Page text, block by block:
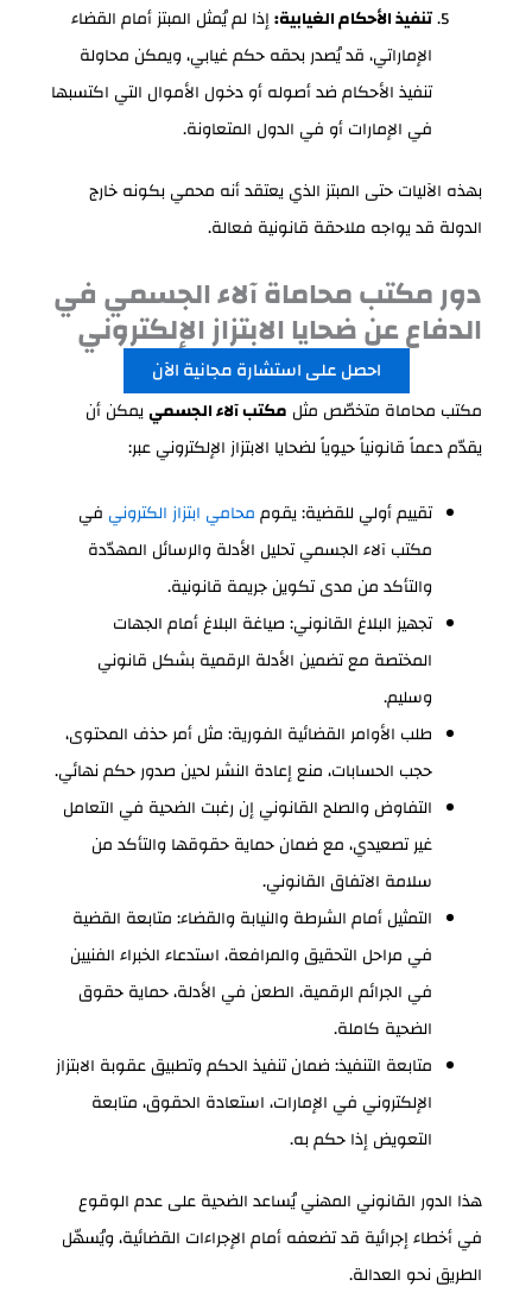
تنفيذ الأحكام الغيابية:إذا لم يُمثل المبتز أمام القضاء
الإماراتي، قد يُصدر بحقه حكم غيابي، ويمكن محاولة
تنفيذ الأحكام ضد أصوله أو دخول الأموال التي اكتسبها
في الإمارات أو في الدول المتعاونة.
بهذه الآليات حتى المبتز الذي يعتقد أنه محمي بكونه خارج
الدولة قد يواجه ملاحقة قانونية فعالة.
دور مكتب محاماة آلاء الجسمي في
الدفاع عن ضحايا الابتزاز الإلكتروني
احصل على استشارة مجانية الآن
مكتب محاماة متخصّص مثل مكتب آلاء الجسمييمكن أن
يقدّم دعماً قانونياً حيوياً لضحايا الابتزاز الإلكتروني عبر:
تقييم أولي للقضية: يقوممحامي ابتزاز الكتروني في
مكتب آلاء الجسمي تحليل الأدلة والرسائل المهدّدة
والتأكد من مدى تكوين جريمة قانونية.
تجهيز البلاغ القانوني: صياغة البلاغ أمام الجهات
المختصة مع تضمين الأدلة الرقمية بشكل قانوني
وسليم.
طلب الأوامر القضائية الفورية: مثل أمر حذف المحتوى،
حجب الحسابات، منع إعادة النشر لحين صدور حكم نهائي.
التفاوض والصلح القانوني إن رغبت الضحية في التعامل
غير تصعيدي، مع ضمان حماية حقوقها والتأكد من
سلامة الاتفاق القانوني.
التمثيل أمام الشرطة والنيابة والقضاء: متابعة القضية
في مراحل التحقيق والمرافعة، استدعاء الخبراء الفنيين
في الجرائم الرقمية، الطعن في الأدلة، حماية حقوق
الضحية كاملة.
متابعة التنفيذ: ضمان تنفيذ الحكم وتطبيق عقوبة الابتزاز
الإلكتروني في الإمارات، استعادة الحقوق، متابعة
التعويض إذا حكم به.
هذا الدور القانوني المهني يُساعد الضحية على عدم الوقوع
في أخطاء إجرائية قد تضعفه أمام الإجراءات القضائية، ويُسهّل
الطريق نحو العدالة.